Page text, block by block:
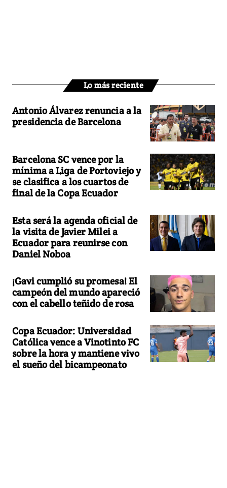
Lo más reciente
Antonio Álvarez renuncia a la
presidencia de Barcelona
Barcelona SC vence por la
mínima a Liga de Portoviejo y
se clasifica a los cuartos de
final de la Copa Ecuador
Esta será la agenda oficial de
la visita de Javier Milei a
Ecuador para reunirse con
Daniel Noboa
¡Gavi cumplió su promesa! El
campeón del mundo apareció
con el cabello teñido de rosa
Copa Ecuador: Universidad
Católica vence a Vinotinto FC
sobre la hora y mantiene vivo
el sueño del bicampeonato